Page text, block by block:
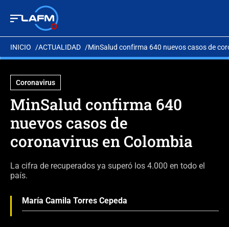
INICIO ACTUALIDAD MinSalud confirma 640 nuevos casos de
Coronavirus
MinSalud confirma 640
nuevos casos de
coronavirus en Colombia
La cifra de recuperados ya superó los 4.000 en todo el
país.
María Camila Torres Cepeda